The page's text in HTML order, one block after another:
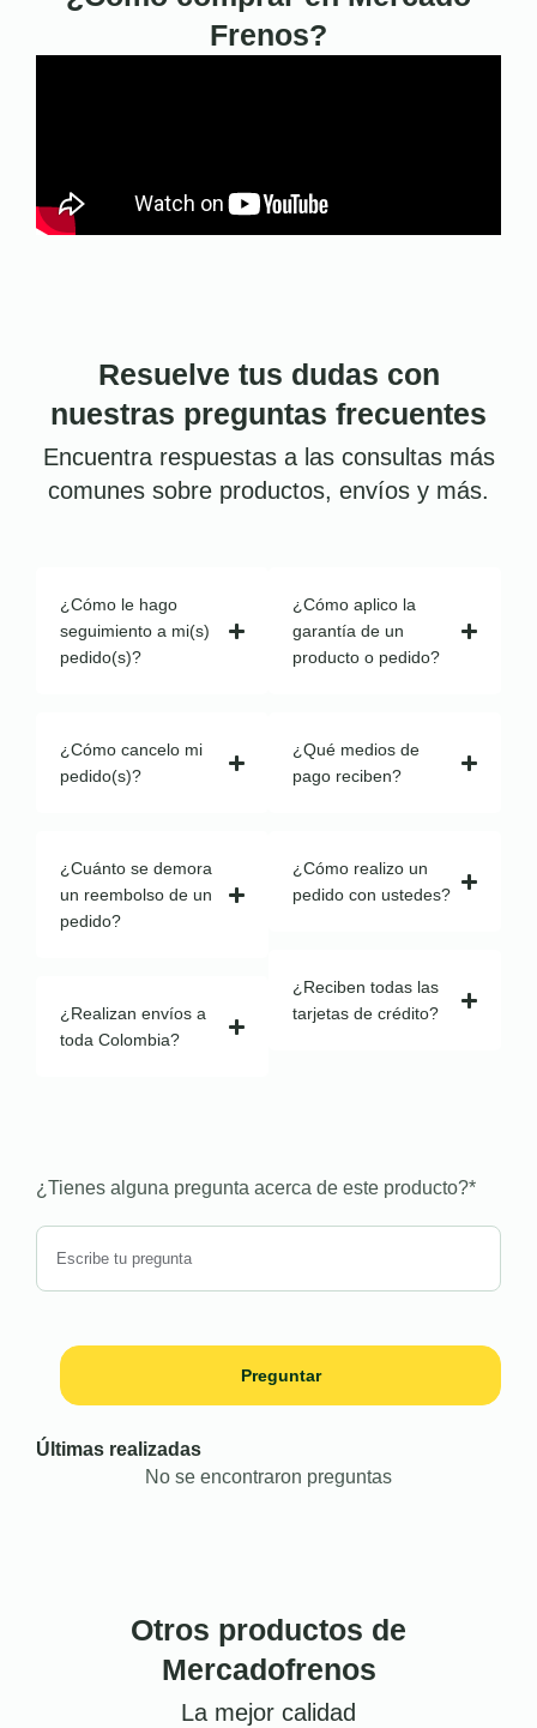
Frenos?
Resuelve tus dudas con
nuestras preguntas frecuentes
Encuentra respuestas a las consultas más
comunes sobre productos, envíos y más.
¿Cómo le hago
seguimiento a mi(s)
pedido(s)?
¿Cómo cancelo mi
pedido(s)?
¿Cuánto se demora
un reembolso de un
pedido?
¿Realizan envíos a
toda Colombia?
¿Cómo aplico la
garantía de un
producto o pedido?
¿Qué medios de
pago reciben?
¿Cómo realizo un
pedido con ustedes?
¿Reciben todas las
tarjetas de crédito?
¿Tienes alguna pregunta acerca de este producto?*
Preguntar
Últimas realizadas
No se encontraron preguntas
Otros productos de
Mercadofrenos
La mejor calidad